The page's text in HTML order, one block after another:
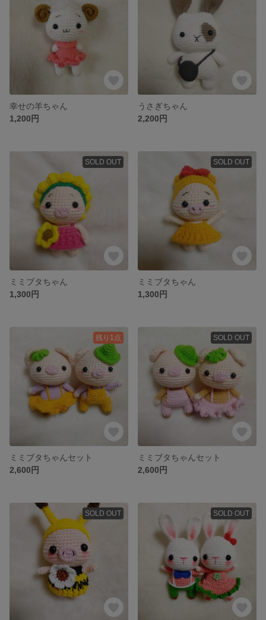
幸せの羊ちゃん
1,200円
うさぎちゃん
2,200円
SOLD OUT
ミミブタちゃん
1,300円
SOLD OUT
ミミブタちゃん
1,300円
残り1点
ミミブタちゃんセット
2,600円
SOLD OUT
ミミブタちゃんセット
2,600円
SOLD OUT SOLD OUT